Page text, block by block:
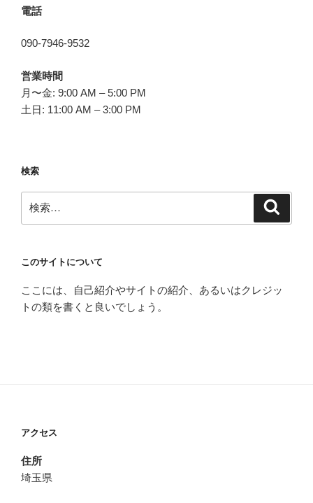
電話
090-7946-9532
営業時間
月〜金: 9:00 AM – 5:00 PM
土日: 11:00 AM – 3:00 PM
検索
索:
このサイトについて
ここには、自己紹介やサイトの紹介、あるいはクレジッ
トの類を書くと良いでしょう。
アクセス
住所
埼玉県